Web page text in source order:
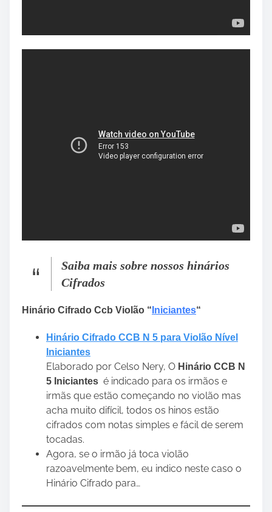
Saiba mais sobre nossos hinários
Cifrados
Hinário Cifrado Ccb Violão “ Iniciantes“
Hinário Cifrado CCB N 5 para Violão Nível
Iniciantes
Elaborado por Celso Nery, O Hinário CCB N
5 Iniciantes é indicado para os irmãos e
irmãs que estão começando no violão mas
acha muito difícil, todos os hinos estão
cifrados com notas simples e fácil de serem
tocadas.
Agora, se o irmão já toca violão
razoavelmente bem, eu indico neste caso o
Hinário Cifrado para…